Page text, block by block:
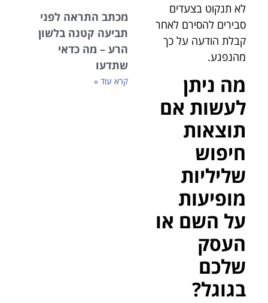
לא תנקוט בצעדים
סבירים להסירם לאחר
קבלת הודעה על כך
מהנפגע.
מה ניתן
לעשות אם
תוצאות
חיפוש
שליליות
מופיעות
על השם או
העסק
שלכם
בגוגל?
מכתב התראה לפני
תביעה קטנה בלשון
הרע – מה כדאי
שתדעו
קרא עוד »